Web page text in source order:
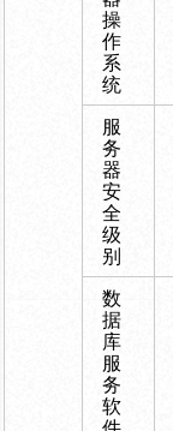
操
作
系
统
服
务
器
安
全
级
别
数
据
库
服
务
软